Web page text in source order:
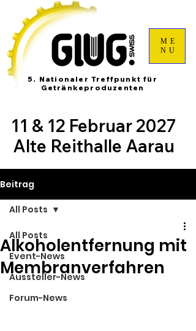
ME
NU
11 & 12 Februar 2027
Alte Reithalle Aarau
5. Nationaler Treffpunkt für
Getränkeproduzenten
Beitrag
All Posts
Event-News
Aussteller-News
Forum-News
All Posts
Alkoholentfernung mit
Membranverfahren